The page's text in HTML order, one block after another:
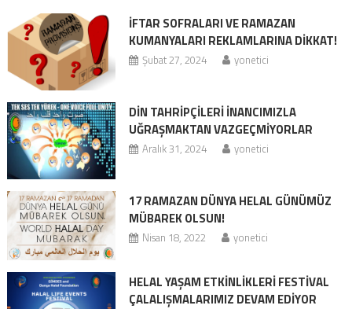
İFTAR SOFRALARI VE RAMAZAN
KUMANYALARI REKLAMLARINA DİKKAT!
Şubat 27, 2024 yonetici
DİN TAHRİPÇİLERİ İNANCIMIZLA
UĞRAŞMAKTAN VAZGEÇMİYORLAR
Aralık 31, 2024 yonetici
17 RAMAZAN DÜNYA HELAL GÜNÜMÜZ
MÜBAREK OLSUN!
Nisan 18, 2022 yonetici
HELAL YAŞAM ETKİNLİKLERİ FESTİVAL
ÇALALIŞMALARIMIZ DEVAM EDİYOR